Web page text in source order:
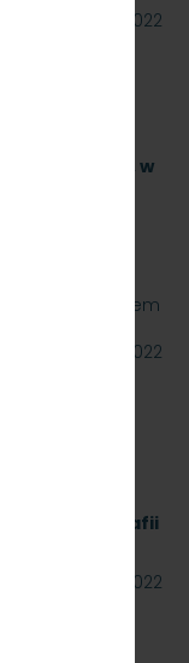
11 lipca 2022
lub
w
Kolej
sprawy:
Sp. z o.o.
przedmiotem
wody…
29 czerwca 2022
do poligrafii
23 czerwca 2022